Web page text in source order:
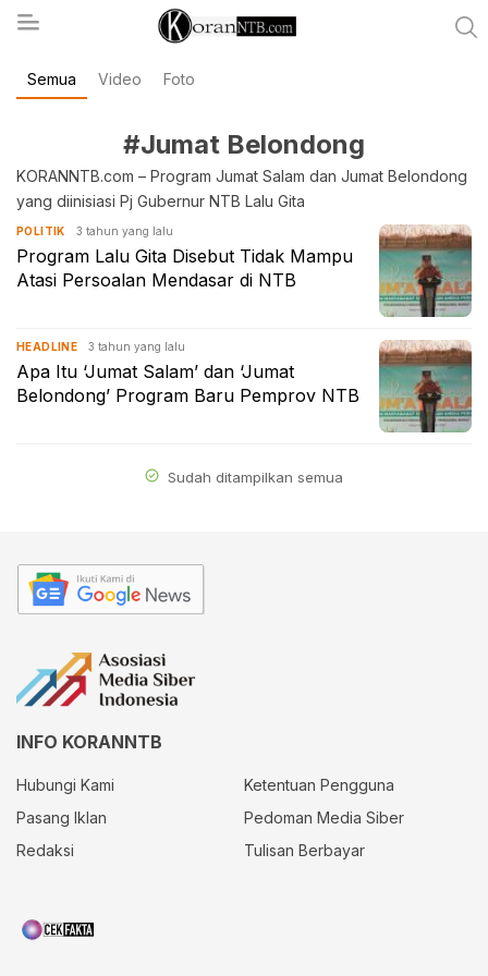
koranntb.com
Semua Video Foto
#Jumat Belondong
KORANNTB.com – Program Jumat Salam dan Jumat Belondong
yang diinisiasi Pj Gubernur NTB Lalu Gita
POLITIK 3 tahun yang lalu
Program Lalu Gita Disebut Tidak Mampu
Atasi Persoalan Mendasar di NTB
HEADLINE 3 tahun yang lalu
Apa Itu ‘Jumat Salam’ dan ‘Jumat
Belondong’ Program Baru Pemprov NTB
Sudah ditampilkan semua
INFO KORANNTB
Hubungi Kami
Ketentuan Pengguna
Pasang Iklan
Pedoman Media Siber
Redaksi
Tulisan Berbayar